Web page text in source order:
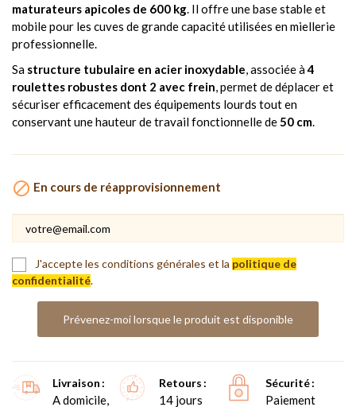
maturateurs apicoles de 600 kg. Il offre une base stable et
mobile pour les cuves de grande capacité utilisées en miellerie
professionnelle.
Sa structure tubulaire en acier inoxydable, associée à4
roulettes robustes dont 2 avec frein, permet de déplacer et
sécuriser efficacement des équipements lourds tout en
conservant une hauteur de travail fonctionnelle de50 cm.
 En cours de réapprovisionnement
J'accepte les conditions générales et la politique de
confidentialité.
Prévenez-moi lorsque le produit est disponible
Livraison
A domicile,
Retours
14 jours
Sécurité
Paiement